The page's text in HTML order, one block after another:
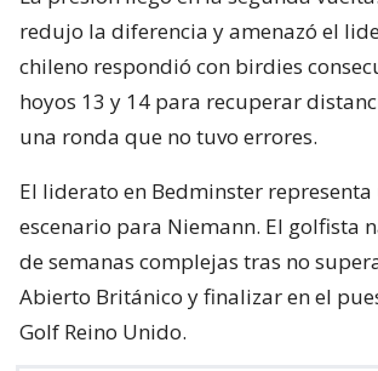
redujo la diferencia y amenazó el
chileno respondió con birdies
hoyos 13 y 14 para recuperar
una ronda que no tuvo errores.
El liderato en Bedminster
escenario para Niemann. El golfista
de semanas complejas tras no
Abierto Británico y finalizar en el
Golf Reino Unido.